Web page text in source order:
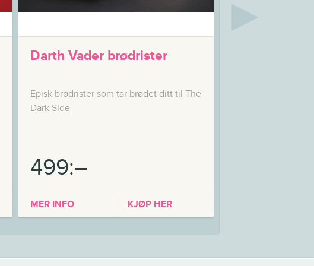
Darth Vader brødrister
Episk brødrister som tar brødet ditt til The
Dark Side
499:–
MER INFO KJØP HER
▶